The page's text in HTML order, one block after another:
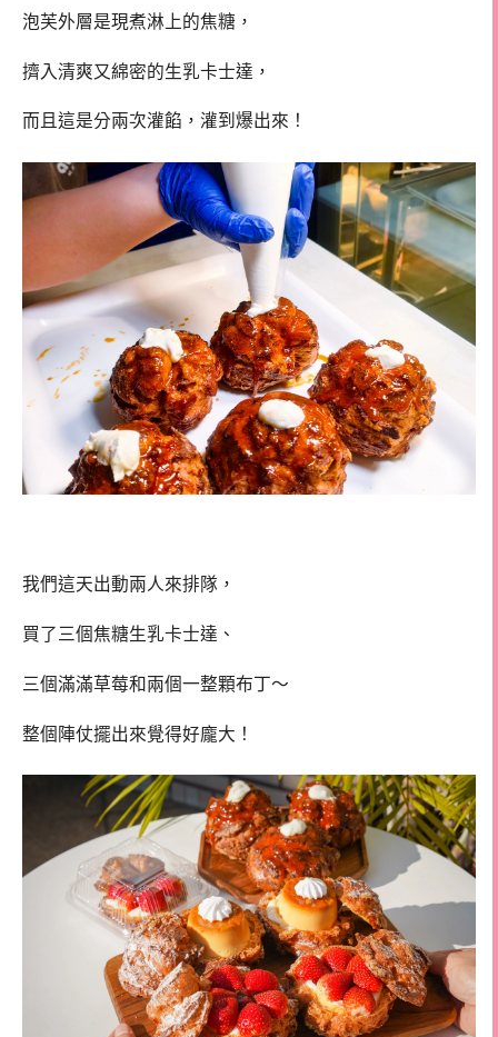
泡芙外層是現煮淋上的焦糖，
擠入清爽又綿密的生乳卡士達，
而且這是分兩次灌餡，灌到爆出來！
我們這天出動兩人來排隊，
買了三個焦糖生乳卡士達、
三個滿滿草莓和兩個一整顆布丁～
整個陣仗擺出來覺得好龐大！